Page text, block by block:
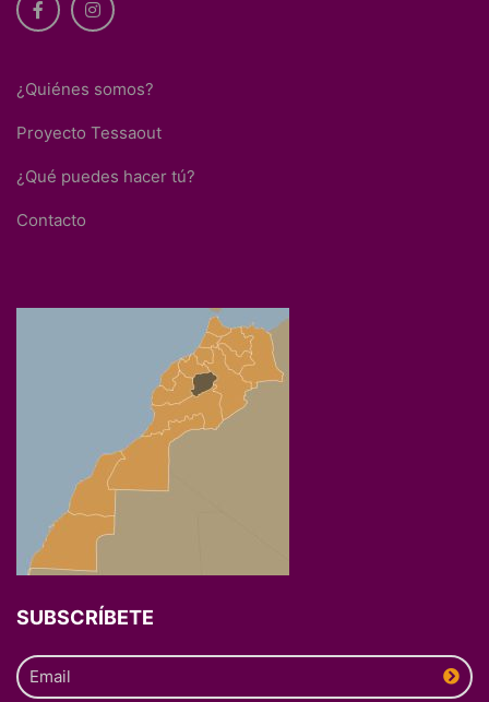
¿Quiénes somos?
Proyecto Tessaout
¿Qué puedes hacer tú?
Contacto
SUBSCRÍBETE